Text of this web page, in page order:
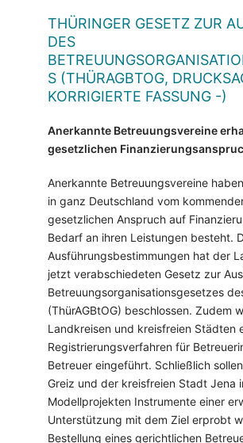
THÜRINGER GESETZ ZUR
DES
S (THÜRAGBTOG,
KORRIGIERTE FASSUNG -)
Anerkannte Betreuungsvereine
gesetzlichen
Anerkannte Betreuungsvereine
in ganz Deutschland vom
gesetzlichen Anspruch auf
Bedarf an ihren Leistungen besteht.
Ausführungsbestimmungen hat der
jetzt verabschiedeten Gesetz zur
Betreuungsorganisationsgesetzes
(ThürAGBtOG) beschlossen. Zudem
Landkreisen und kreisfreien Städten
Registrierungsverfahren für
Betreuer eingeführt. Schließlich
Greiz und der kreisfreien Stadt Jena
Modellprojekten Instrumente einer
Unterstützung mit dem Ziel erprobt
Bestellung eines gerichtlichen